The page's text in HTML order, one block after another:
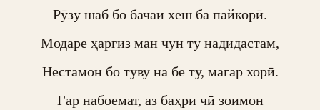
Рӯзу шаб бо бачаи хеш ба пайкорӣ.
Модаре ҳаргиз ман чун ту надидастам,
Нестамон бо туву на бе ту, магар хорӣ.
Гар набоемат, аз баҳри чӣ зоимон